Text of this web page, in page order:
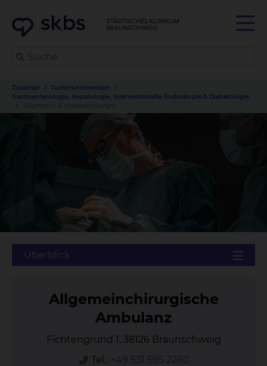
Zuweiser
Tumorkonferenzen
Gastroenterologie, Hepatologie, Interventionelle Endoskopie & Diabetologie
Allgemein- & Viszeralchirurgie
All­ge­mein­chir­ur­gi­sche
Am­bu­lanz
Fichtengrund 1, 38126 Braunschweig
Tel.: +49 531 595 2260